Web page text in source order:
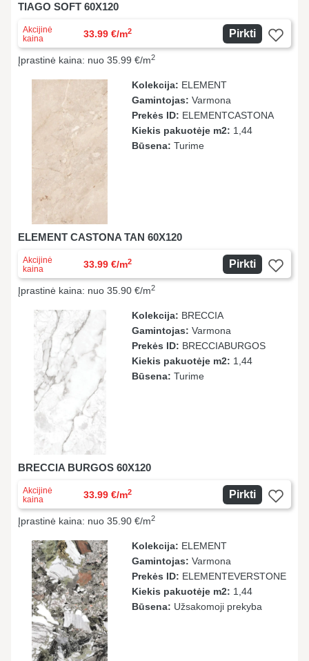
TIAGO SOFT 60X120
Akcijinė
kaina
33.99 €/m2 Pirkti
Įprastinė kaina: nuo 35.99 €/m2
Kolekcija: ELEMENT
Gamintojas: Varmona
Prekės ID: ELEMENTCASTONA
Kiekis pakuotėje m2: 1,44
Būsena: Turime
ELEMENT CASTONA TAN 60X120
Akcijinė
kaina
33.99 €/m2 Pirkti
Įprastinė kaina: nuo 35.90 €/m2
Kolekcija: BRECCIA
Gamintojas: Varmona
Prekės ID: BRECCIABURGOS
Kiekis pakuotėje m2: 1,44
Būsena: Turime
BRECCIA BURGOS 60X120
Akcijinė
kaina
33.99 €/m2 Pirkti
Įprastinė kaina: nuo 35.90 €/m2
Kolekcija: ELEMENT
Gamintojas: Varmona
Prekės ID: ELEMENTEVERSTONE
Kiekis pakuotėje m2: 1,44
Būsena: Užsakomoji prekyba